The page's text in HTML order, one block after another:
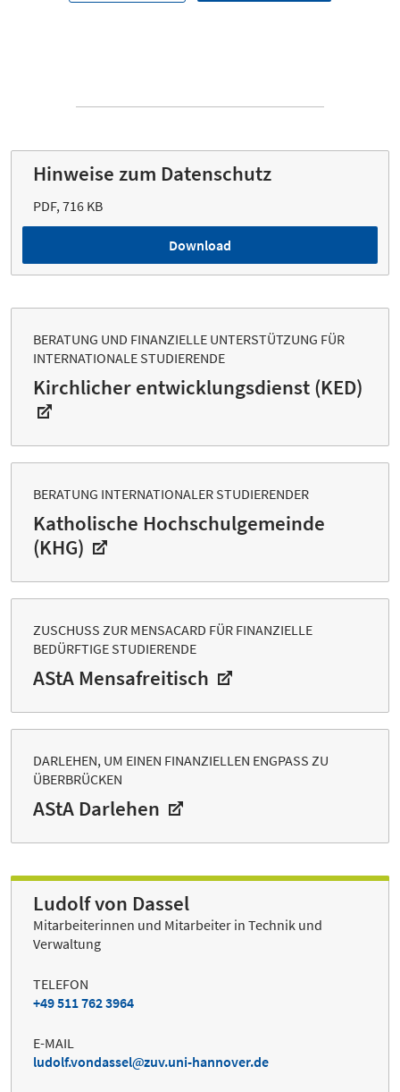
Hinweise zum Datenschutz
PDF, 716 KB
Download
BERATUNG UND FINANZIELLE UNTERSTÜTZUNG FÜR
INTERNATIONALE STUDIERENDE
Kirchlicher entwicklungsdienst (KED)
BERATUNG INTERNATIONALER STUDIERENDER
Katholische Hochschulgemeinde
(KHG)
ZUSCHUSS ZUR MENSACARD FÜR FINANZIELLE
BEDÜRFTIGE STUDIERENDE
AStA Mensafreitisch
DARLEHEN, UM EINEN FINANZIELLEN ENGPASS ZU
ÜBERBRÜCKEN
AStA Darlehen
Ludolf von Dassel
Mitarbeiterinnen und Mitarbeiter in Technik und
Verwaltung
TELEFON
+49 511 762 3964
E-MAIL
ludolf.vondassel
zuv.uni-hannover.de